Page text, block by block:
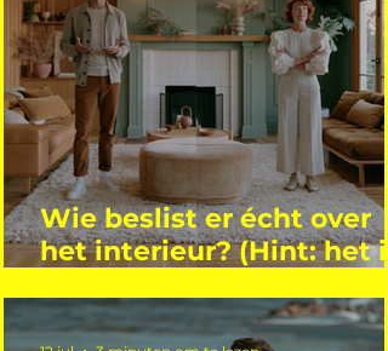
Wie beslist er écht over
het interieur? (Hint: het is